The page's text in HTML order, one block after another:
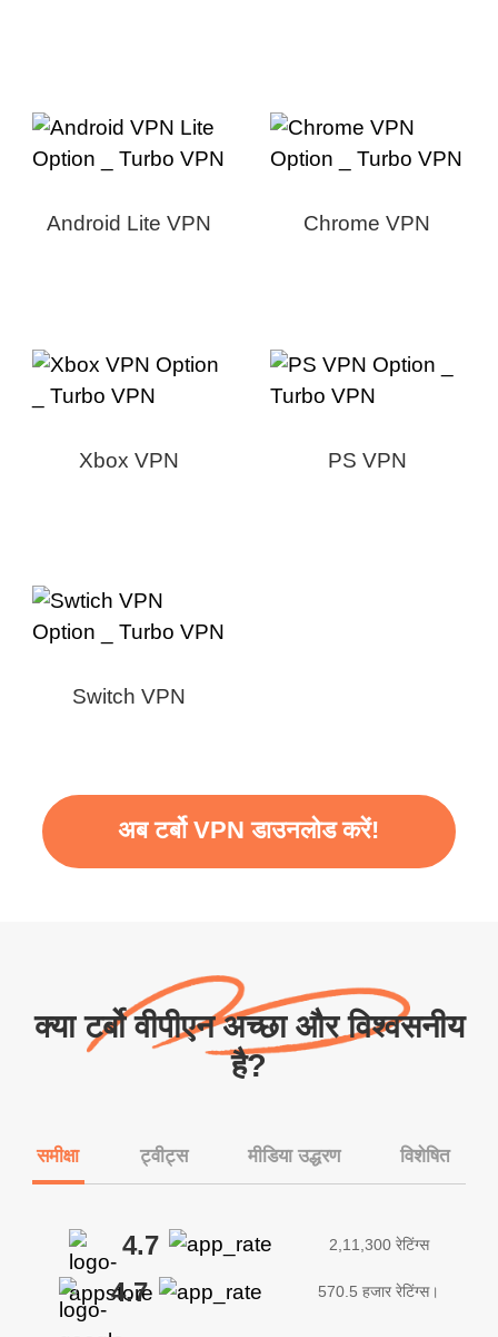
Android Lite VPN Chrome VPN
Xbox VPN PS VPN
Switch VPN
अब टर्बो VPN डाउनलोड करें!
क्या टर्बो वीपीएन अच्छा और विश्वसनीय
है?
समीक्षा ट्वीट्स मीडिया उद्धरण विशेषित
4.7 2,11,300 रेटिंग्स
4.7 570.5 हजार रेटिंग्स।